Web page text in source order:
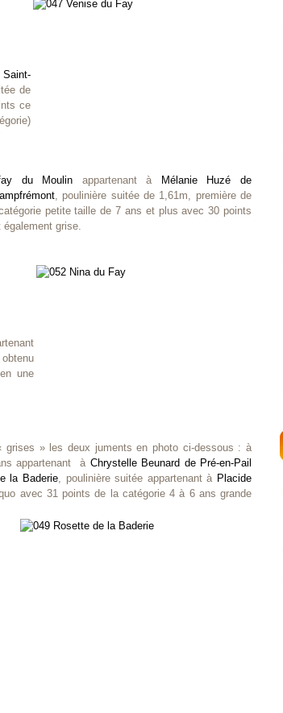
Saint-
de
ce
du Moulin appartenant à
Mélanie Huzé de
, poulinière suitée de 1,61m, première de
petite taille de 7 ans et plus avec 30 points
également grise.
une
grises » les deux juments en photo ci-dessous : à
appartenant à Chrystelle Beunard de Pré-en-Pail
la Baderie, poulinière suitée appartenant à Placide
avec 31 points de la catégorie 4 à 6 ans grande